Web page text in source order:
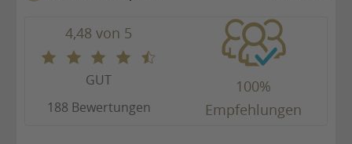
4,48 von 5
GUT
188 Bewertungen
100%
Empfehlungen